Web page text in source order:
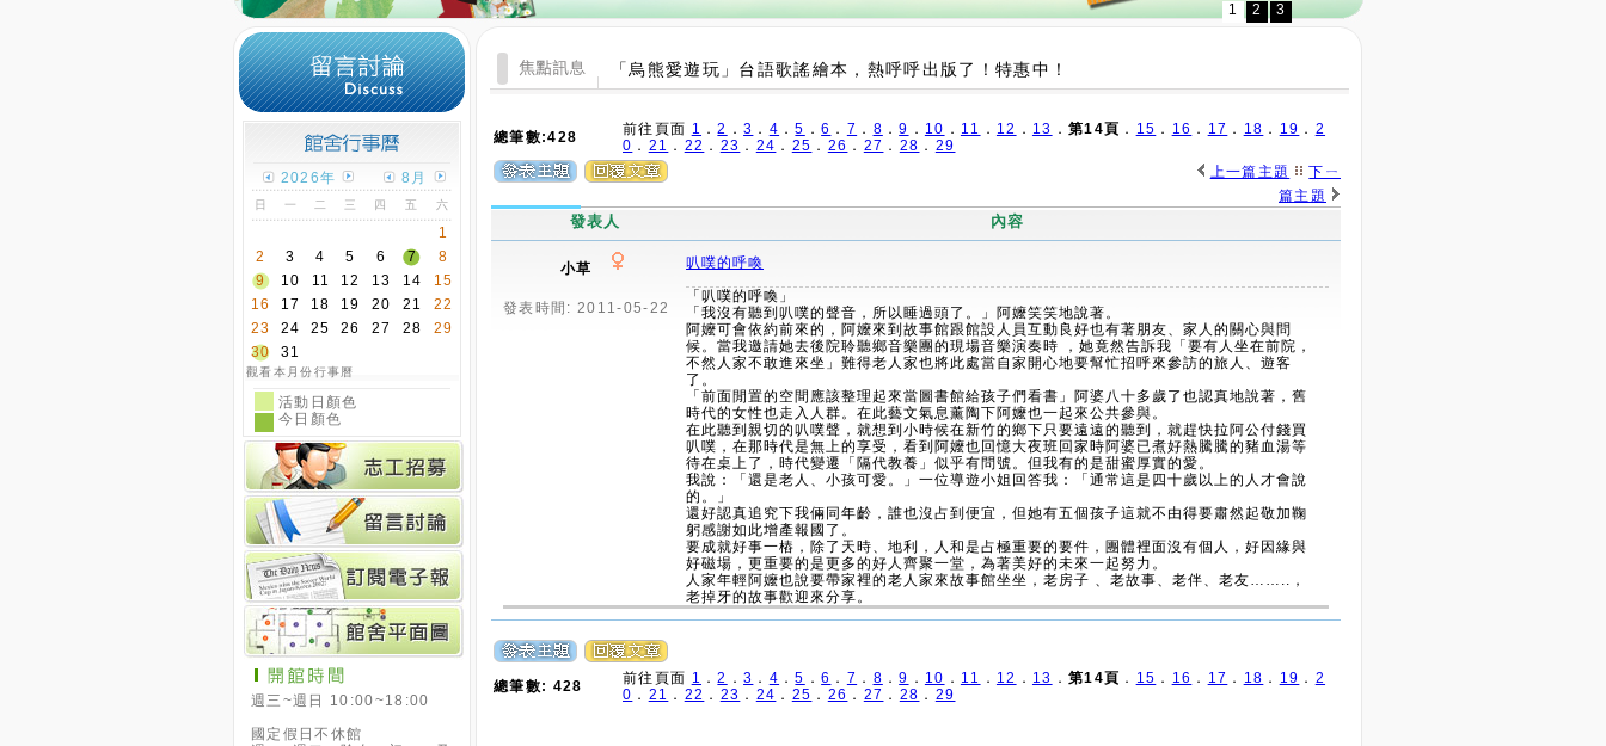
1 2 3
2026年 8月
日 一 二 三 四 五 六
1
2
3 4 5 6 7
8
9
10 11 12 13 14
15
16
17 18 19 20 21
22
23
24 25 26 27 28
29
30
31
觀看本月份行事曆
活動日顏色
今日顏色
週三~週日 10:00~18:00
國定假日不休館
「烏熊愛遊玩」台語歌謠繪本，熱呼呼出版了！特惠中！
總筆數:428 前往頁面 1 ．2 ．3 ． 4 ．5 ．6 ． 7 ． 8 ．9 ． 10 ． 11 ． 12 ． 13 ． 第14頁 ． 15 ． 16 ． 17 ． 18 ． 19 ． 2
0 ． 21 ． 22 ． 23 ． 24 ． 25 ． 26 ． 27 ． 28 ． 29
上一篇主題
下ㄧ
篇主題
發表人 內容
小草 叭噗的呼喚
發表時間: 2011-05-22
「叭噗的呼喚」
「我沒有聽到叭噗的聲音，所以睡過頭了。」阿嬤笑笑地說著。
阿嬤可會依約前來的，阿嬤來到故事館跟館設人員互動良好也有著朋友、家人的關心與問
候。當我邀請她去後院聆聽鄉音樂團的現場音樂演奏時 ，她竟然告訴我「要有人坐在前院，
不然人家不敢進來坐」難得老人家也將此處當自家開心地要幫忙招呼來參訪的旅人、遊客
了。
「前面閒置的空間應該整理起來當圖書館給孩子們看書」阿婆八十多歲了也認真地說著，舊
時代的女性也走入人群。在此藝文氣息薰陶下阿嬤也一起來公共參與。
在此聽到親切的叭噗聲，就想到小時候在新竹的鄉下只要遠遠的聽到，就趕快拉阿公付錢買
叭噗，在那時代是無上的享受，看到阿嬤也回憶大夜班回家時阿婆已煮好熱騰騰的豬血湯等
待在桌上了，時代變遷「隔代教養」似乎有問號。但我有的是甜蜜厚實的愛。
我說：「還是老人、小孩可愛。」一位導遊小姐回答我：「通常這是四十歲以上的人才會說
的。」
還好認真追究下我倆同年齡，誰也沒占到便宜，但她有五個孩子這就不由得要肅然起敬加鞠
躬感謝如此增產報國了。
要成就好事一樁，除了天時、地利，人和是占極重要的要件，團體裡面沒有個人，好因緣與
好磁場，更重要的是更多的好人齊聚一堂，為著美好的未來一起努力。
人家年輕阿嬤也說要帶家裡的老人家來故事館坐坐，老房子 、老故事、老伴、老友……..，
老掉牙的故事歡迎來分享。
總筆數: 428 前往頁面 1 ．2 ．3 ． 4 ．5 ．6 ． 7 ． 8 ．9 ． 10 ． 11 ． 12 ． 13 ． 第14頁 ． 15 ． 16 ． 17 ． 18 ． 19 ． 2
0 ． 21 ． 22 ． 23 ． 24 ． 25 ． 26 ． 27 ． 28 ． 29